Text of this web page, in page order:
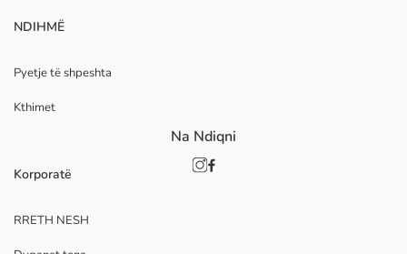
NDIHMË
Pyetje të shpeshta
Kthimet
Korporatë
RRETH NESH
Na Ndiqni